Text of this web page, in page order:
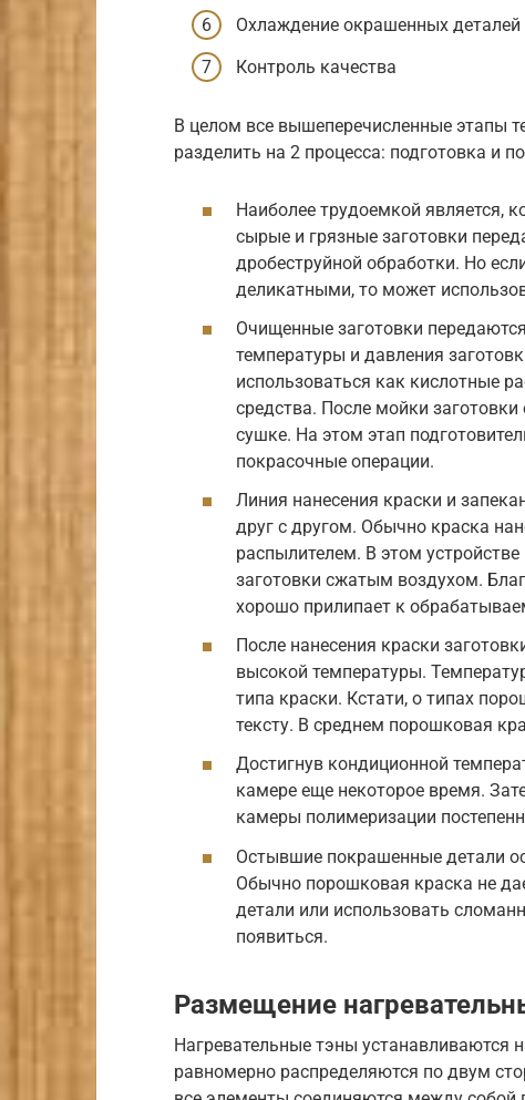
Охлаждение окрашенных деталей
Контроль качества
В целом все вышеперечисленные этапы
разделить на 2 процесса: подготовка и
Наиболее трудоемкой является,
сырые и грязные заготовки
дробеструйной обработки. Но
деликатными, то может
Очищенные заготовки
температуры и давления
использоваться как кислотные
средства. После мойки
сушке. На этом этап
покрасочные операции.
Линия нанесения краски и
друг с другом. Обычно краска
распылителем. В этом
заготовки сжатым воздухом.
хорошо прилипает к
После нанесения краски
высокой температуры.
типа краски. Кстати, о типах
тексту. В среднем порошковая
Достигнув кондиционной
камере еще некоторое время.
камеры полимеризации
Остывшие покрашенные детали
Обычно порошковая краска не
детали или использовать
появиться.
Размещение
Нагревательные тэны устанавливаются
равномерно распределяются по двум